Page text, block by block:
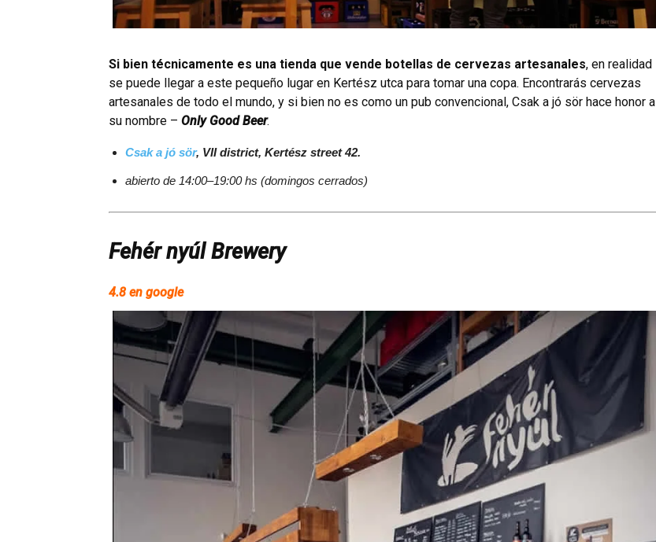
Si bien técnicamente es una tienda que vende botellas de cervezas artesanales, en realidad
se puede llegar a este pequeño lugar en Kertész utca para tomar una copa. Encontrarás cervezas
artesanales de todo el mundo, y si bien no es como un pub convencional, Csak a jó sör hace honor a
su nombre – Only Good Beer.
Csak a jó sör, VII district, Kertész street 42.
abierto de 14:00–19:00 hs (domingos cerrados)
Fehér nyúl Brewery
4.8 en google